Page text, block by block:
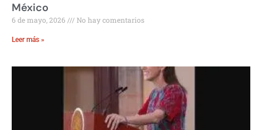
México
6 de mayo, 2026 No hay comentarios
Leer más »